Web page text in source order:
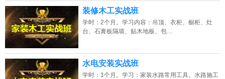
装修木工实战班
学时：2个月。学习内容：吊顶、衣柜、橱柜、灶
台、石膏板隔墙、贴木地板、包…
水电安装实战班
学时：1个月。学习：家装水路常用工具。水路施工